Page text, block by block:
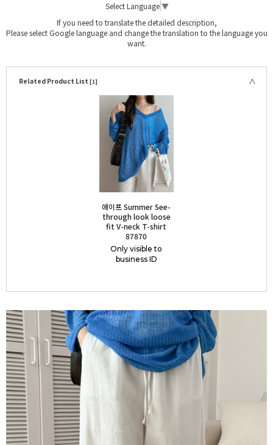
Select Language ▼
If you need to translate the detailed description,
Please select Google language and change the translation to the language you
want.
Related Product List [1]
애이프 Summer See-
through look loose
fit V-neck T-shirt
87870
Only visible to
business ID